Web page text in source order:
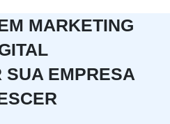
MARKETING
SUA EMPRESA